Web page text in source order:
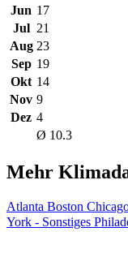
Jun 17
Jul 21
Aug 23
Sep 19
Okt 14
Nov 9
Dez 4
Ø 10.3
Mehr
Atlanta Boston
York - Sonstiges